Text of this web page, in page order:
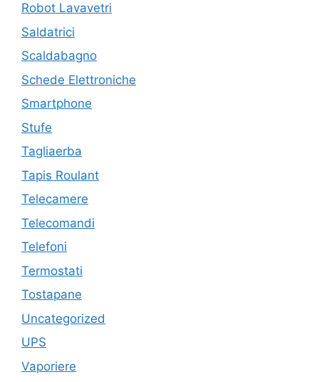
Robot Lavavetri
Saldatrici
Scaldabagno
Schede Elettroniche
Smartphone
Stufe
Tagliaerba
Tapis Roulant
Telecamere
Telecomandi
Telefoni
Termostati
Tostapane
Uncategorized
UPS
Vaporiere